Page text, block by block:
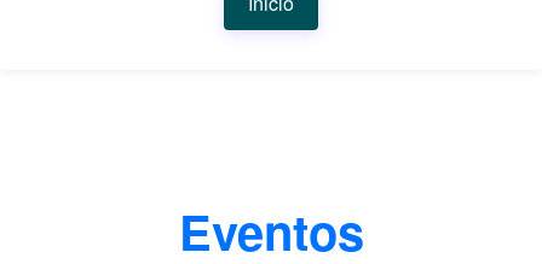
Eventos